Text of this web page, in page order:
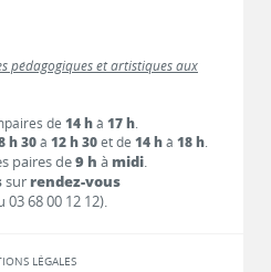
pédagogiques et artistiques aux
de 14 hà 17 h.
h 30à 12 h 30et de 14 hà 18 h.
paires de9 h à midi.
sur rendez-vous
68 00 12 12).
LÉGALES